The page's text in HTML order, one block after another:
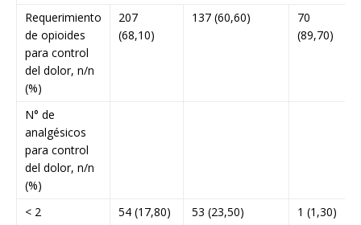
Requerimiento
de opioides
para control
del dolor, n/n
(%)
207
(68,10)
137 (60,60)
70
(89,70)
N° de
analgésicos
para control
del dolor, n/n
(%)
< 2
54 (17,80) 53 (23,50) 1 (1,30)